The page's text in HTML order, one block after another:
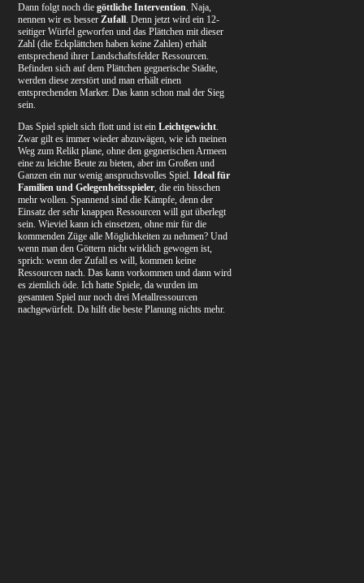
Dann folgt noch diegöttliche Intervention. Naja,
nennen wir es besserZufall. Denn jetzt wird ein 12-
seitiger Würfel geworfen und das Plättchen mit dieser
Zahl (die Eckplättchen haben keine Zahlen) erhält
entsprechend ihrer Landschaftsfelder Ressourcen.
Befinden sich auf dem Plättchen gegnerische Städte,
werden diese zerstört und man erhält einen
entsprechenden Marker. Das kann schon mal der Sieg
sein.
Das Spiel spielt sich flott und ist einLeichtgewicht.
Zwar gilt es immer wieder abzuwägen, wie ich meinen
Weg zum Relikt plane, ohne den gegnerischen Armeen
eine zu leichte Beute zu bieten, aber im Großen und
Ganzen ein nur wenig anspruchsvolles Spiel. Ideal für
Familien und Gelegenheitsspieler, die ein bisschen
mehr wollen. Spannend sind die Kämpfe, denn der
Einsatz der sehr knappen Ressourcen will gut überlegt
sein. Wieviel kann ich einsetzen, ohne mir für die
kommenden Züge alle Möglichkeiten zu nehmen? Und
wenn man den Göttern nicht wirklich gewogen ist,
sprich: wenn der Zufall es will, kommen keine
Ressourcen nach. Das kann vorkommen und dann wird
es ziemlich öde. Ich hatte Spiele, da wurden im
gesamten Spiel nur noch drei Metallressourcen
nachgewürfelt. Da hilft die beste Planung nichts mehr.